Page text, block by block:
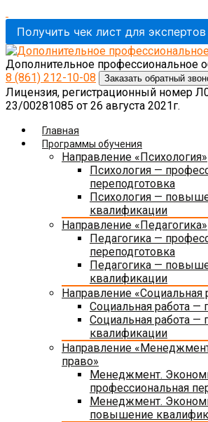
Получить чек лист для экспертов
Дополнительное профессиональное
8 (861) 212-10-08 Заказать обратный
Лицензия, регистрационный номер
23/00281085 от 26 августа 2021г.
Главная
Программы обучения
Направление «Психология»
Психология —
переподготовка
Психология —
квалификации
Направление «Педагогика»
Педагогика —
переподготовка
Педагогика —
квалификации
Направление «Социальная
Социальная работа —
Социальная работа
квалификации
Направление
право»
Менеджмент.
профессиональная
Менеджмент.
повышение